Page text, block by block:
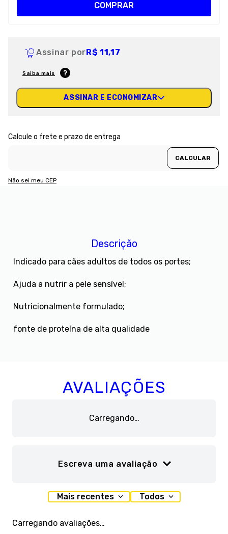
COMPRAR
Assinar porR$ 11,17
Saiba mais
ASSINAR E ECONOMIZAR
Não sei meu CEP
Descrição
Indicado para cães adultos de todos os portes;
Ajuda a nutrir a pele sensível;
Nutricionalmente formulado;
fonte de proteína de alta qualidade
AVALIAÇÕES
Carregando…
Escreva uma avaliação
Adicionar avaliação
Mais recentes Todos
Carregando avaliações…